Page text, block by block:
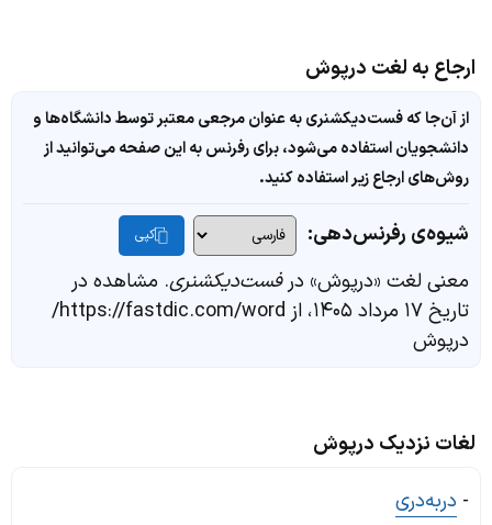
ارجاع به لغت درپوش
از آن‌جا که فست‌دیکشنری به عنوان مرجعی معتبر توسط دانشگاه‌ها و
دانشجویان استفاده می‌شود، برای رفرنس به این صفحه می‌توانید از
روش‌های ارجاع زیر استفاده کنید.
شیوه‌ی رفرنس‌دهی: کپی
معنی لغت «درپوش» درفست‌دیکشنری. مشاهده در
تاریخ ۱۷ مرداد ۱۴۰۵، از https://fastdic.com/word/
درپوش
لغات نزدیک درپوش
- دربه‌دری